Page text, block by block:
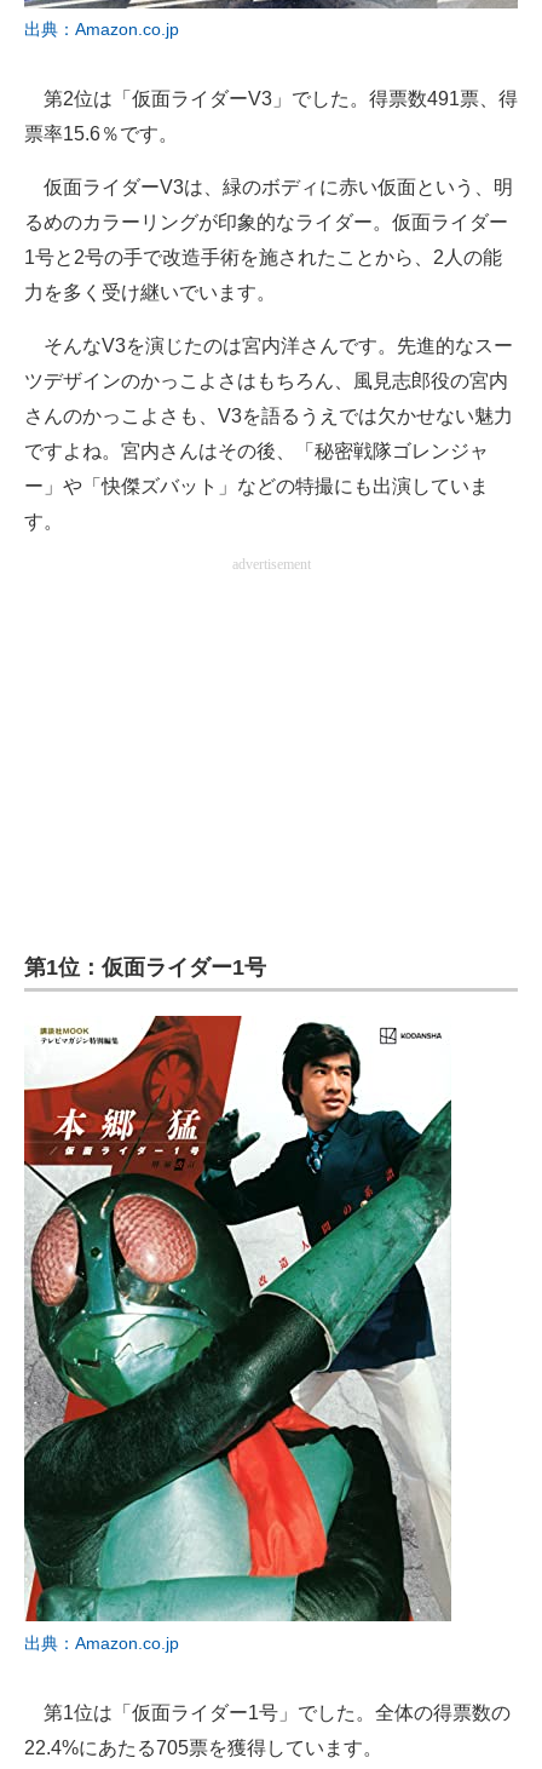
出典：Amazon.co.jp
第2位は「仮面ライダーV3」でした。得票数491票、得
票率15.6％です。
仮面ライダーV3は、緑のボディに赤い仮面という、明
るめのカラーリングが印象的なライダー。仮面ライダー
1号と2号の手で改造手術を施されたことから、2人の能
力を多く受け継いでいます。
そんなV3を演じたのは宮内洋さんです。先進的なスー
ツデザインのかっこよさはもちろん、風見志郎役の宮内
さんのかっこよさも、V3を語るうえでは欠かせない魅力
ですよね。宮内さんはその後、「秘密戦隊ゴレンジャ
ー」や「快傑ズバット」などの特撮にも出演していま
す。
advertisement
第1位：仮面ライダー1号
出典：Amazon.co.jp
第1位は「仮面ライダー1号」でした。全体の得票数の
22.4%にあたる705票を獲得しています。